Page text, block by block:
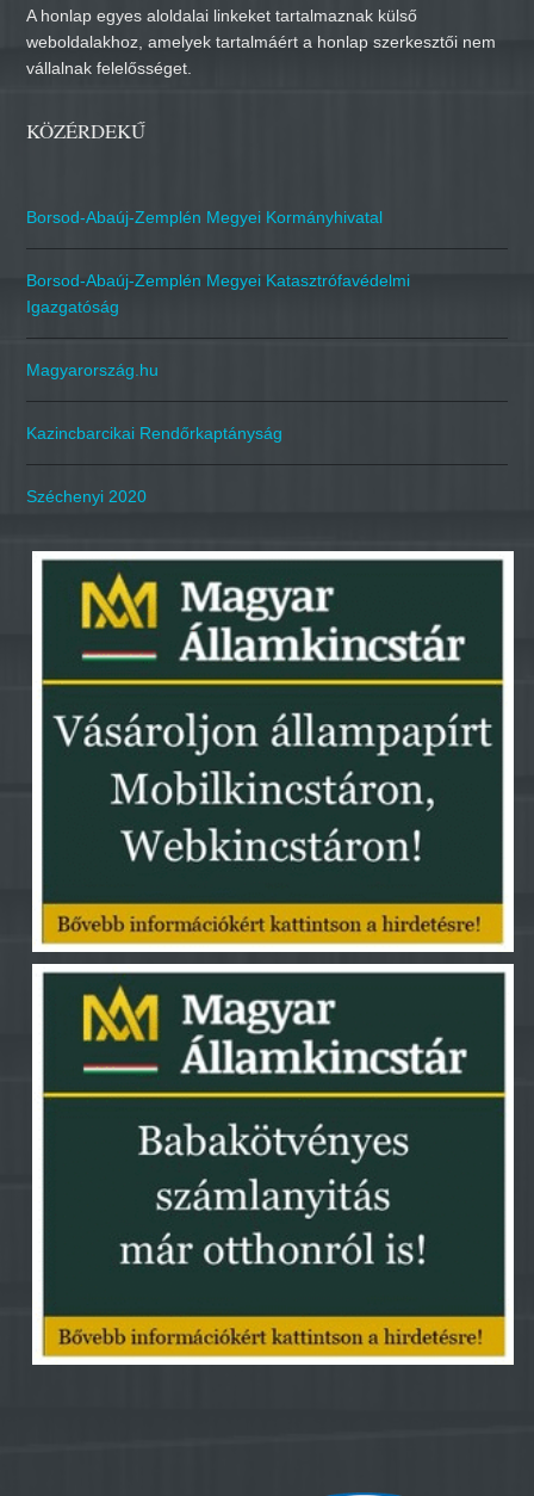
A honlap egyes aloldalai linkeket tartalmaznak külső
weboldalakhoz, amelyek tartalmáért a honlap szerkesztői nem
vállalnak felelősséget.
KÖZÉRDEKŰ
Borsod-Abaúj-Zemplén Megyei Kormányhivatal
Borsod-Abaúj-Zemplén Megyei Katasztrófavédelmi
Igazgatóság
Magyarország.hu
Kazincbarcikai Rendőrkaptányság
Széchenyi 2020